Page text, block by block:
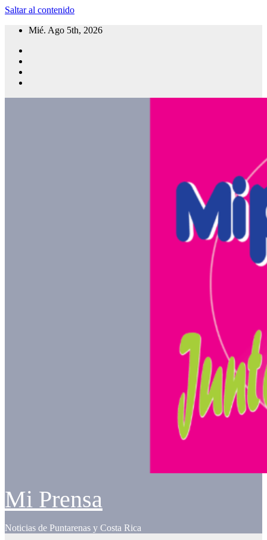
Saltar al contenido
Mié. Ago 5th, 2026
Mi Prensa
Noticias de Puntarenas y Costa Rica